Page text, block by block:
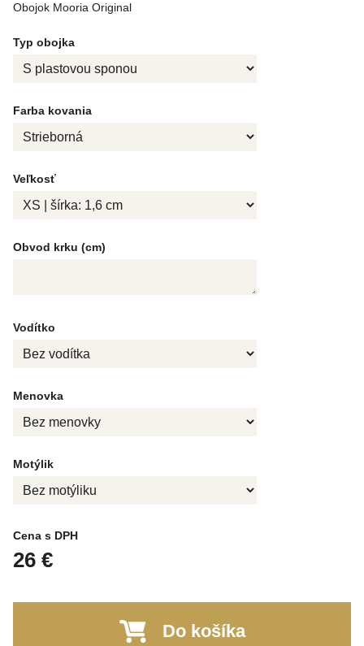
Obojok Mooria Original
Typ obojka
Farba kovania
Veľkosť
Obvod krku (cm)
Vodítko
Menovka
Motýlik
Cena s DPH
26 €
Do košíka